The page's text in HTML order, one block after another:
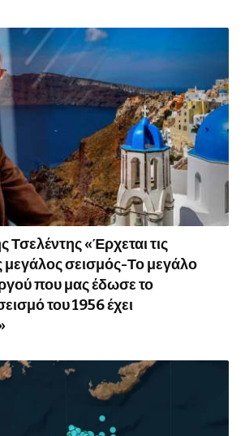
Τσελέντης «Έρχεται τις
σεισμός-Το μεγάλο
που μας έδωσε το
του 1956 έχει